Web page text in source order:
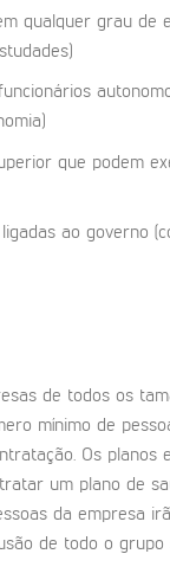
qualquer grau de
que podem
ao governo
de todos os
mínimo de
Os planos
um plano de
da empresa
de todo o grupo